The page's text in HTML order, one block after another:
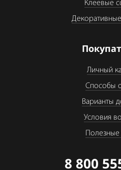
Клеевые
Личный
Способы
Варианты
Условия
Полезные
8 800